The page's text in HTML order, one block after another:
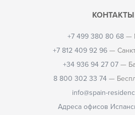
КОНТАКТЫ
+7 499 380 80 68 —
+7 812 409 92 96 —
+34 936 94 27 07—
8 800 302 33 74 —
info@spain-
Адреса офисов